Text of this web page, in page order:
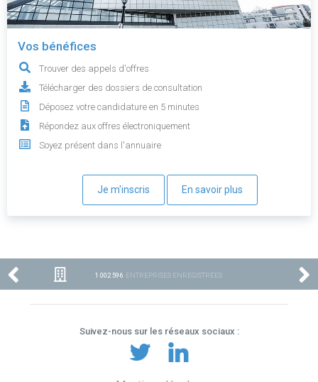
Vos bénéfices
Trouver des appels d'offres
Télécharger des dossiers de consultation
Déposez votre candidature en 5 minutes
Répondez aux offres électroniquement
Soyez présent dans l'annuaire
Je m'inscris En savoir plus
1 002 596 ENTREPRISES ENREGISTRÉES
Suivez-nous sur les réseaux sociaux :